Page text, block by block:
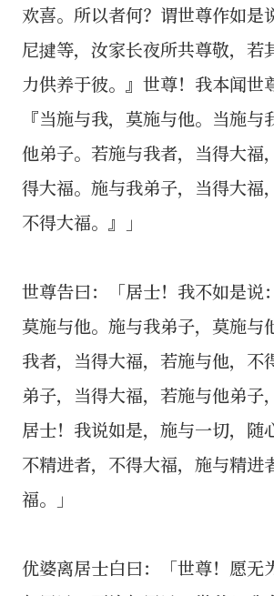
欢喜。所以者何？谓世尊作如是
尼揵等，汝家长夜所共尊敬，若
力供养于彼。』世尊！我本闻世
『当施与我，莫施与他。当施与
他弟子。若施与我者，当得大福
得大福。施与我弟子，当得大福
不得大福。』」
世尊告曰：「居士！我不如是说
莫施与他。施与我弟子，莫施与
我者，当得大福，若施与他，不
弟子，当得大福，若施与他弟子
居士！我说如是，施与一切，随
不精进者，不得大福，施与精进
福。」
优婆离居士白曰：「世尊！愿无